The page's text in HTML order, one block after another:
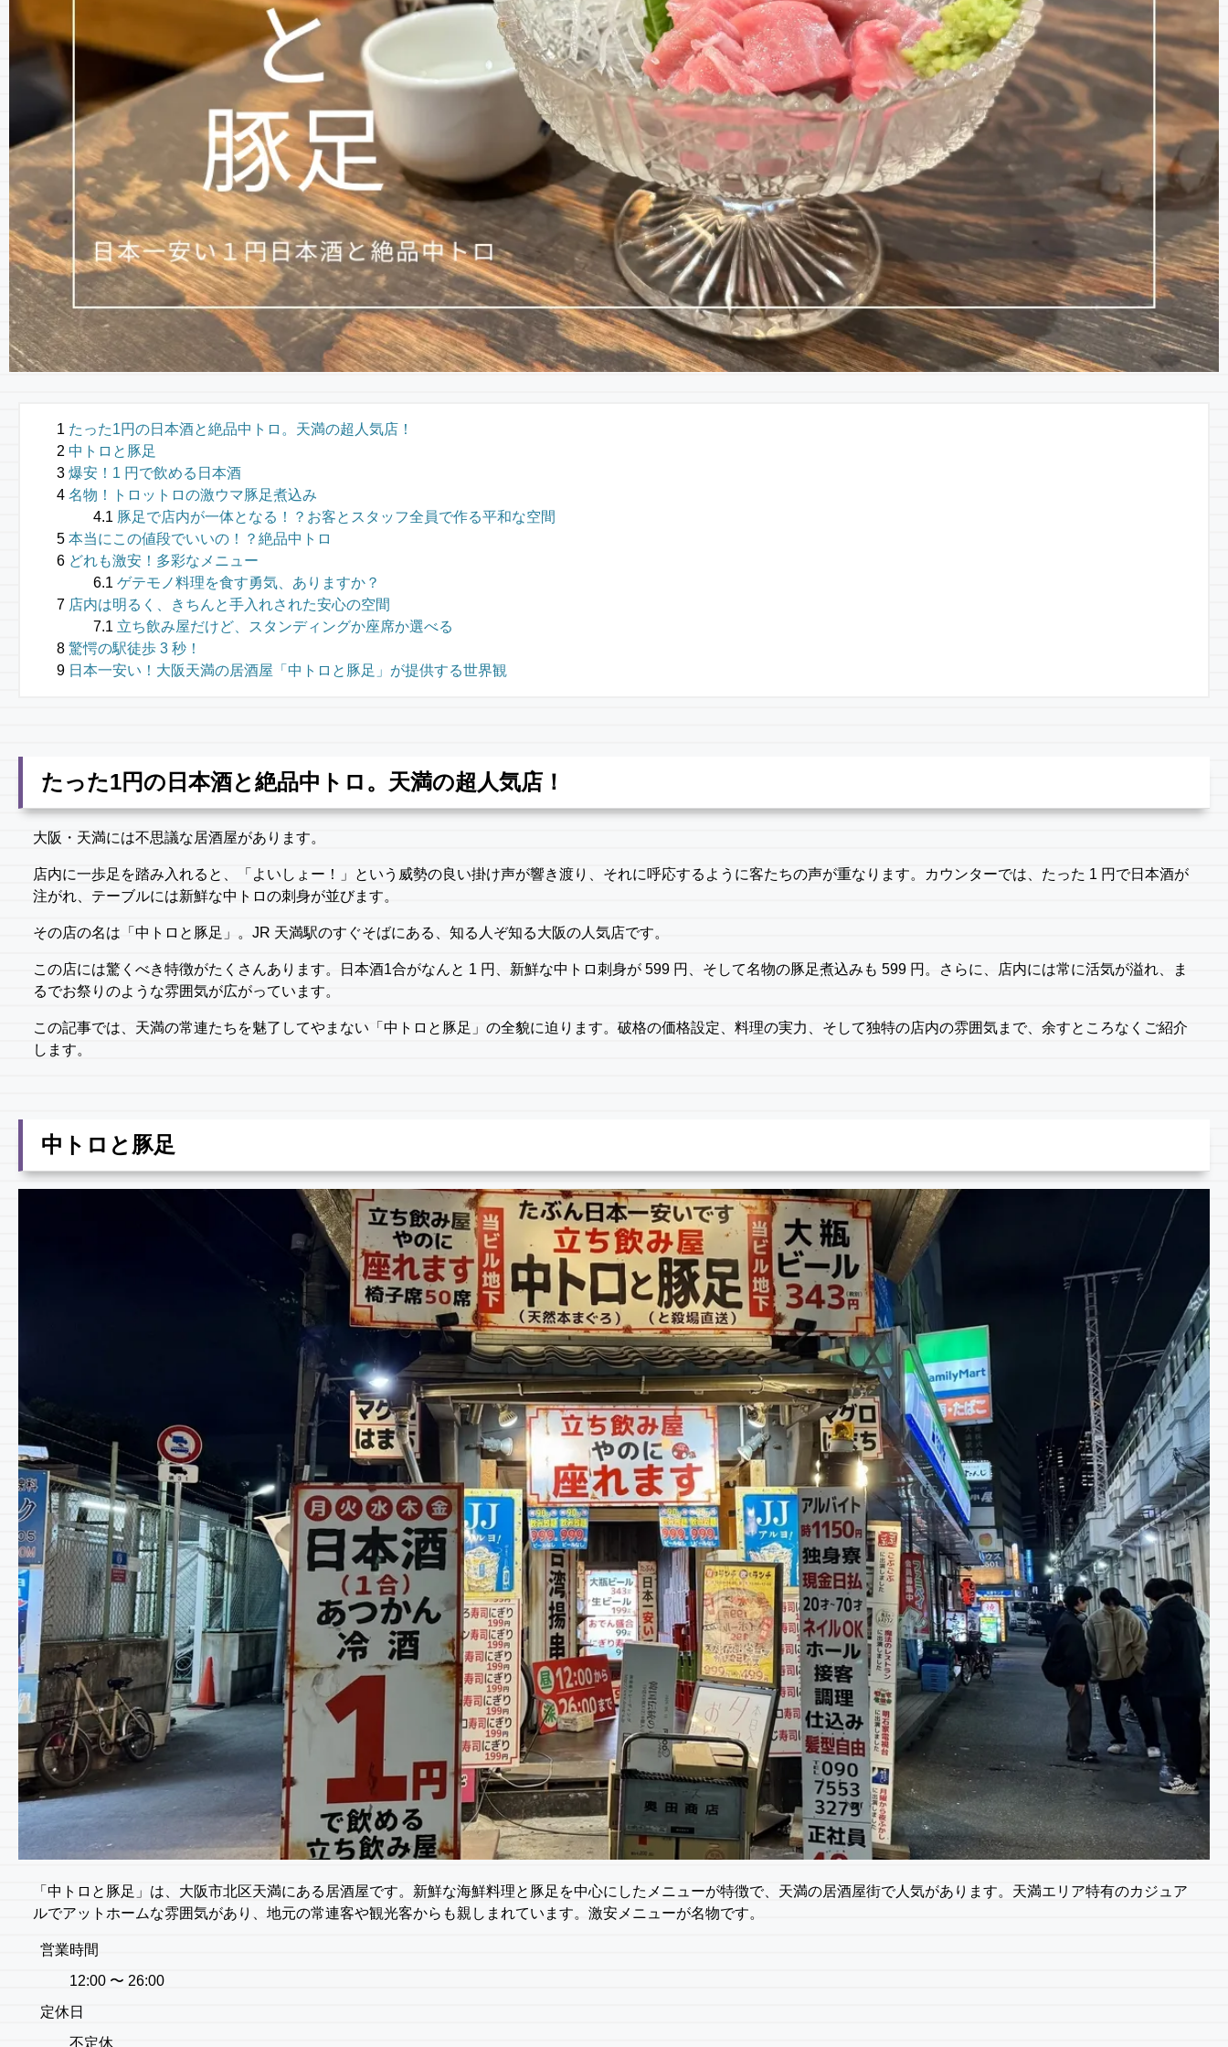
たった1円の日本酒と絶品中トロ。天満の超人気店！
中トロと豚足
爆安！1 円で飲める日本酒
名物！トロットロの激ウマ豚足煮込み
豚足で店内が一体となる！？お客とスタッフ全員で作る平和な空間
本当にこの値段でいいの！？絶品中トロ
どれも激安！多彩なメニュー
ゲテモノ料理を食す勇気、ありますか？
店内は明るく、きちんと手入れされた安心の空間
立ち飲み屋だけど、スタンディングか座席か選べる
驚愕の駅徒歩 3 秒！
日本一安い！大阪天満の居酒屋「中トロと豚足」が提供する世界観
たった1円の日本酒と絶品中トロ。天満の超人気店！
大阪・天満には不思議な居酒屋があります。
店内に一歩足を踏み入れると、「よいしょー！」という威勢の良い掛け声が響き渡り、それに呼応するように客たちの声が重なります。カウンターでは、たった 1 円で日本酒が
注がれ、テーブルには新鮮な中トロの刺身が並びます。
その店の名は「中トロと豚足」。JR 天満駅のすぐそばにある、知る人ぞ知る大阪の人気店です。
この店には驚くべき特徴がたくさんあります。日本酒1合がなんと 1 円、新鮮な中トロ刺身が 599 円、そして名物の豚足煮込みも 599 円。さらに、店内には常に活気が溢れ、ま
るでお祭りのような雰囲気が広がっています。
この記事では、天満の常連たちを魅了してやまない「中トロと豚足」の全貌に迫ります。破格の価格設定、料理の実力、そして独特の店内の雰囲気まで、余すところなくご紹介
します。
中トロと豚足
「中トロと豚足」は、大阪市北区天満にある居酒屋です。新鮮な海鮮料理と豚足を中心にしたメニューが特徴で、天満の居酒屋街で人気があります。天満エリア特有のカジュア
ルでアットホームな雰囲気があり、地元の常連客や観光客からも親しまれています。激安メニューが名物です。
営業時間
12:00 〜 26:00
定休日
不定休